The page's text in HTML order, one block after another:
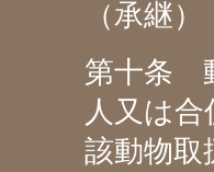
（承継）
第十条
人又は
該動物取